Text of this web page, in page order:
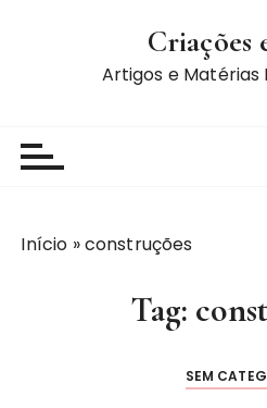
Criações
Artigos e Matérias
Início »construções
Tag:
SEM